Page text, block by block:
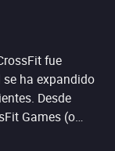
fue
ha expandido
Desde
Games (o
en la que los